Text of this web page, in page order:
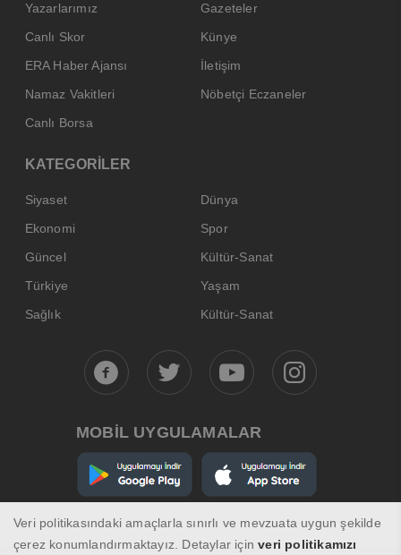
Yazarlarımız
Gazeteler
Canlı Skor
Künye
ERA Haber Ajansı
İletişim
Namaz Vakitleri
Nöbetçi Eczaneler
Canlı Borsa
KATEGORİLER
Siyaset
Dünya
Ekonomi
Spor
Güncel
Kültür-Sanat
Türkiye
Yaşam
Sağlık
Kültür-Sanat
MOBİL UYGULAMALAR
Veri politikasındaki amaçlarla sınırlı ve mevzuata uygun şekilde
çerez konumlandırmaktayız. Detaylar içinveri politikamızı